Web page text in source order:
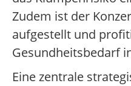
Zudem ist der
aufgestellt und
Gesundheitsbedarf
Eine zentrale